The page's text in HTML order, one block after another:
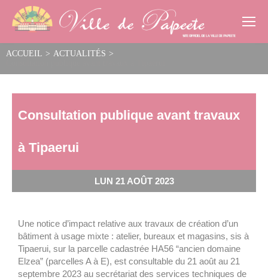
ACCUEIL > ACTUALITÉS >
Consultation publique avant travaux
à Tipaerui
LUN 21 AOÛT 2023
Une notice d’impact relative aux travaux de création d’un
bâtiment à usage mixte : atelier, bureaux et magasins, sis à
Tipaerui, sur la parcelle cadastrée HA56 “ancien domaine
Elzea” (parcelles A à E), est consultable du 21 août au 21
septembre 2023 au secrétariat des services techniques de
Cookies management panel